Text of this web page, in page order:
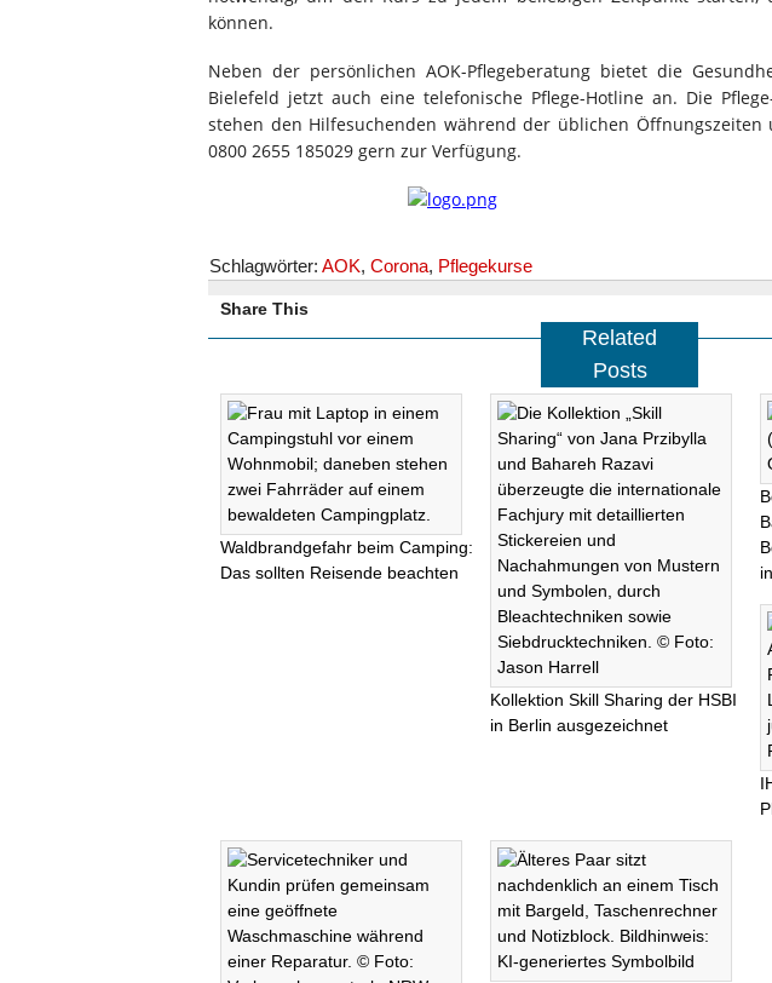
können.
Neben der persönlichen AOK-Pflegeberatung bietet die
Bielefeld jetzt auch eine telefonische Pflege-Hotline an. Die
stehen den Hilfesuchenden während der üblichen
0800 2655 185029 gern zur Verfügung.
Schlagwörter: AOK, Corona, Pflegekurse
Share This
Related
Posts
Waldbrandgefahr beim Camping:
Das sollten Reisende beachten
Kollektion Skill Sharing der HSBI
in Berlin ausgezeichnet